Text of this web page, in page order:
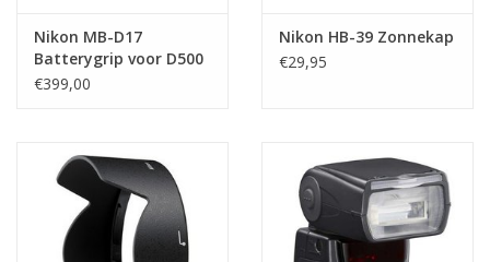
Nikon MB-D17
Batterygrip voor D500
€399,00
Nikon HB-39 Zonnekap
€29,95